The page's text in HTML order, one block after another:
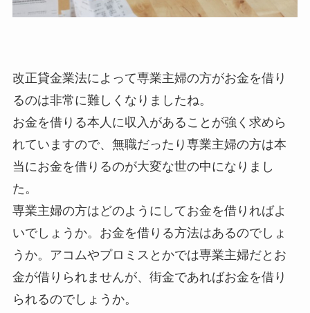
改正貸金業法によって専業主婦の方がお金を借り
るのは非常に難しくなりましたね。
お金を借りる本人に収入があることが強く求めら
れていますので、無職だったり専業主婦の方は本
当にお金を借りるのが大変な世の中になりまし
た。
専業主婦の方はどのようにしてお金を借りればよ
いでしょうか。お金を借りる方法はあるのでしょ
うか。アコムやプロミスとかでは専業主婦だとお
金が借りられませんが、街金であればお金を借り
られるのでしょうか。